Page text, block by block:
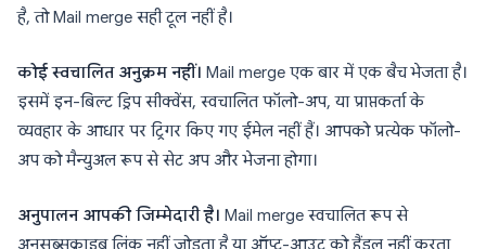
है, तो Mail merge सही टूल नहीं है।
कोई स्वचालित अनुक्रम नहीं। Mail merge एक बार में एक बैच भेजता है।
इसमें इन-बिल्ट ड्रिप सीक्वेंस, स्वचालित फॉलो-अप, या प्राप्तकर्ता के
व्यवहार के आधार पर ट्रिगर किए गए ईमेल नहीं हैं। आपको प्रत्येक फॉलो-
अप को मैन्युअल रूप से सेट अप और भेजना होगा।
अनुपालन आपकी जिम्मेदारी है। Mail merge स्वचालित रूप से
अनसब्सक्राइब लिंक नहीं जोड़ता है या ऑप्ट-आउट को हैंडल नहीं करता